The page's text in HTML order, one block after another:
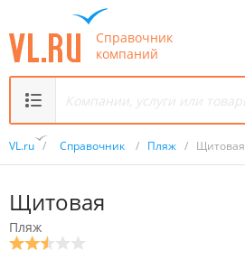
Справочник
компаний
VL.ru / Справочник / Пляж / Щитовая
Щитовая
Пляж